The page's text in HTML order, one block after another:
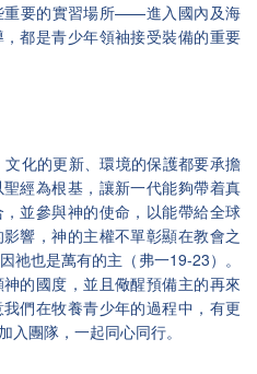
要的實習場所——進入國內及海
都是青少年領袖接受裝備的重要
化的更新、環境的保護都要承擔
經為根基，讓新一代能夠帶着真
並參與神的使命，以能帶給全球
響，神的主權不單彰顯在教會之
祂也是萬有的主（弗一19-23 ）。
的國度，並且儆醒預備主的再來
我們在牧養青少年的過程中，有更
入團隊，一起同心同行。